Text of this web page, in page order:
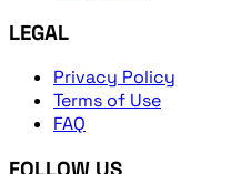
LEGAL
Privacy Policy
Terms of Use
FAQ